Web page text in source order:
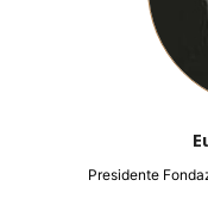
Presidente